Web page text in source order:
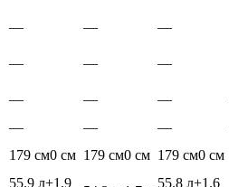
— — —
— — —
— — —
— — —
179 см0 см 179 см0 см 179 см0 см
55.9 л+1.9
55.8 л+1.6